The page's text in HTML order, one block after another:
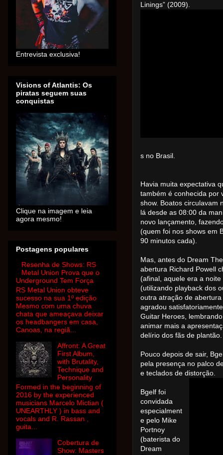
Linings” (2009).
s no Brasil.
Havia muita expectativa
também é conhecida por
show. Boatos circulavam
lá desde as 08:00 da
novo lançamento,
(quem foi nos shows em
90 minutos cada).
Mas, antes do Dream
abertura Richard Powell
(afinal, aquele era a
(utilizando playback dos
outra atração de
agradou
Guitar Heroes,
animar mais a
delírio dos fãs de plantão.
Pouco depois de sair,
pela presença no palco
e teclados de distorção.
Bgelf foi
convidada
especialment
e pelo Mike
Portnoy
(baterista do
Dream
Entrevista exclusiva!
Visions of Atlantis: Os
piratas seguem suas
conquistas
Clique na imagem e leia
agora mesmo!
Postagens populares
Resenha de Shows: RS
Metal Union Prova que o
Underground Tem Força
RS Metal Union obteve
sucesso na sua 1º edição
Mesmo com uma chuva
chata que ameaçava deixar
os headbangers em casa,
Canoas, na regiã...
Affront: A Great
First Album,
with Brutality,
Technique and
Personality
Formed in the beginning of
2016 by the experienced
musicians Marcelo Mictian (
UNEARTHLY ) in bass and
vocals and R. Rassan ,
guita...
Cobertura de
Show: Masters